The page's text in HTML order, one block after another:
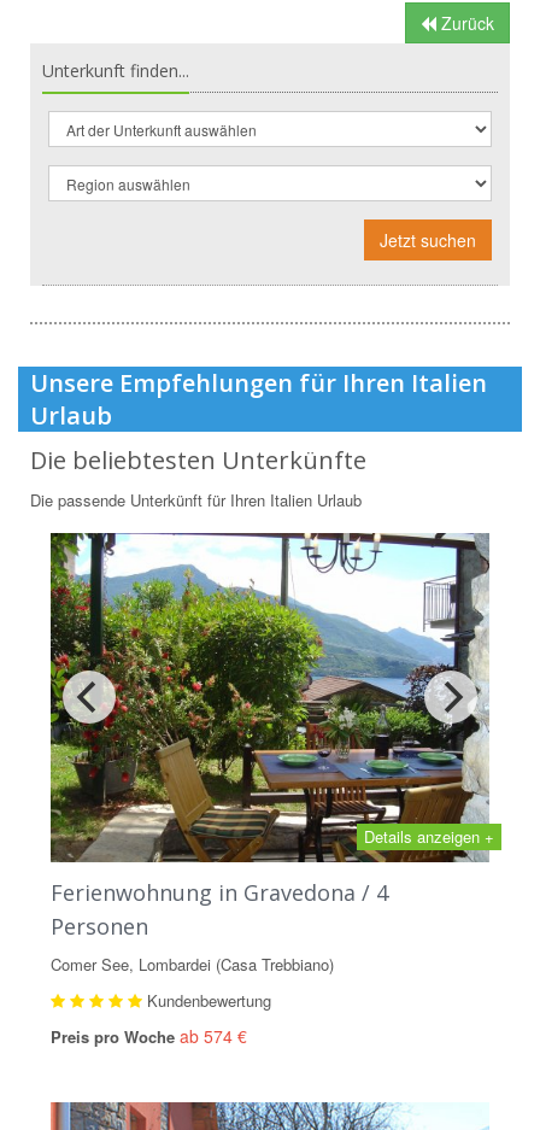
Zurück
Unterkunft finden...
Jetzt suchen
Unsere Empfehlungen für Ihren Italien
Urlaub
Die beliebtesten Unterkünfte
Die passende Unterkünft für Ihren Italien Urlaub
Details anzeigen +
Ferienwohnung in Gravedona / 4
Personen
Comer See, Lombardei (Casa Trebbiano)
Kundenbewertung
Preis pro Woche ab 574 €